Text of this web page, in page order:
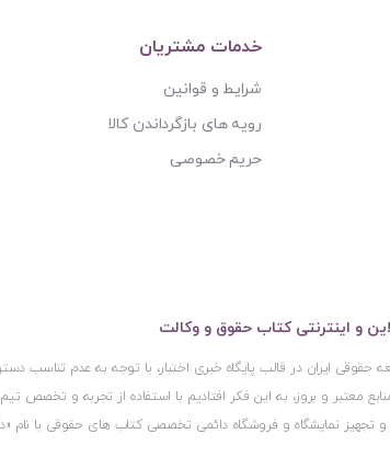
خدمات مشتریان
شرایط و قوانین
رویه های بازگرداندن کالا
حریم خصوصی
و اینترنتی کتاب حقوق و وکالت
ایران در قالب پایگاه خبری اختبار، با توجه به عدم تناسب
معتبر و بروز، به این فکر افتادیم با استفاده از تجربه و تخصص
و تجهیز نمایشگاه و فروشگاه دائمی تخصصی کتاب های حقوقی با نام